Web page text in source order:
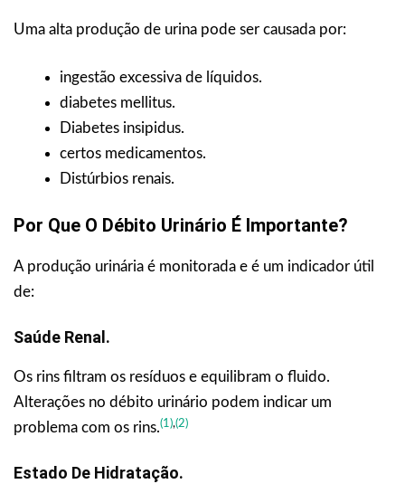
Uma alta produção de urina pode ser causada por:
ingestão excessiva de líquidos.
diabetes mellitus.
Diabetes insipidus.
certos medicamentos.
Distúrbios renais.
Por Que O Débito Urinário É Importante?
A produção urinária é monitorada e é um indicador útil
de:
Saúde Renal.
Os rins filtram os resíduos e equilibram o fluido.
Alterações no débito urinário podem indicar um
problema com os rins.(1),(2)
Estado De Hidratação.